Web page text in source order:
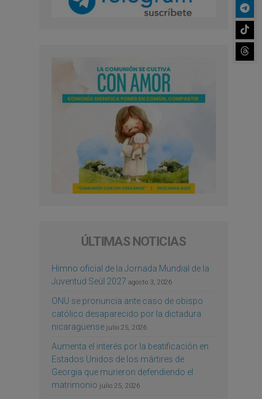
ÚLTIMAS NOTICIAS
Himno oficial de la Jornada Mundial de la
Juventud Seúl 2027 agosto 3, 2026
ONU se pronuncia ante caso de obispo
católico desaparecido por la dictadura
nicaragüense julio 25, 2026
Aumenta el interés por la beatificación en
Estados Unidos de los mártires de
Georgia que murieron defendiendo el
matrimonio julio 25, 2026